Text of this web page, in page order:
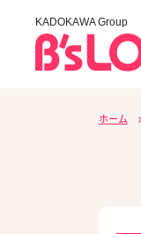
KADOKAWA Group
ホーム